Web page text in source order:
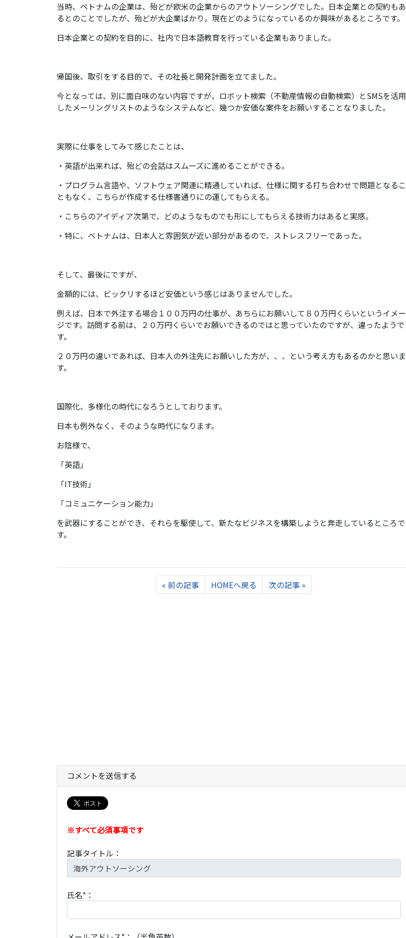
当時、ベトナムの企業は、殆どが欧米の企業からのアウトソーシングでした。日本企業との契約もあ
るとのことでしたが、殆どが大企業ばかり。現在どのようになっているのか興味があるところです。
日本企業との契約を目的に、社内で日本語教育を行っている企業もありました。
帰国後、取引をする目的で、その社長と開発計画を立てました。
今となっては、別に面白味のない内容ですが、ロボット検索（不動産情報の自動検索）とSMSを活用
したメーリングリストのようなシステムなど、幾つか安価な案件をお願いすることなりました。
実際に仕事をしてみて感じたことは、
・英語が出来れば、殆どの会話はスムーズに進めることができる。
・プログラム言語や、ソフトウェア関連に精通していれば、仕様に関する打ち合わせで問題となるこ
ともなく、こちらが作成する仕様書通りにの運してもらえる。
・こちらのアイディア次第で、どのようなものでも形にしてもらえる技術力はあると実感。
・特に、ベトナムは、日本人と雰囲気が近い部分があるので、ストレスフリーであった。
そして、最後にですが、
金額的には、ビックリするほど安価という感じはありませんでした。
例えば、日本で外注する場合１００万円の仕事が、あちらにお願いして８０万円くらいというイメー
ジです。訪問する前は、２０万円くらいでお願いできるのではと思っていたのですが、違ったようで
す。
２０万円の違いであれば、日本人の外注先にお願いした方が、、、という考え方もあるのかと思いま
す。
国際化、多様化の時代になろうとしております。
日本も例外なく、そのような時代になります。
お陰様で、
「英語」
「IT技術」
「コミュニケーション能力」
を武器にすることができ、それらを駆使して、新たなビジネスを構築しようと奔走しているところで
す。
« Previous
前の記事 HOMEへ戻る 次の記事 »
コメントを送信する
※すべて必須事項です
記事タイトル：
氏名*：